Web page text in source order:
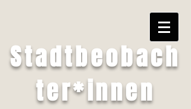
Stadtbeobach
ter*innen